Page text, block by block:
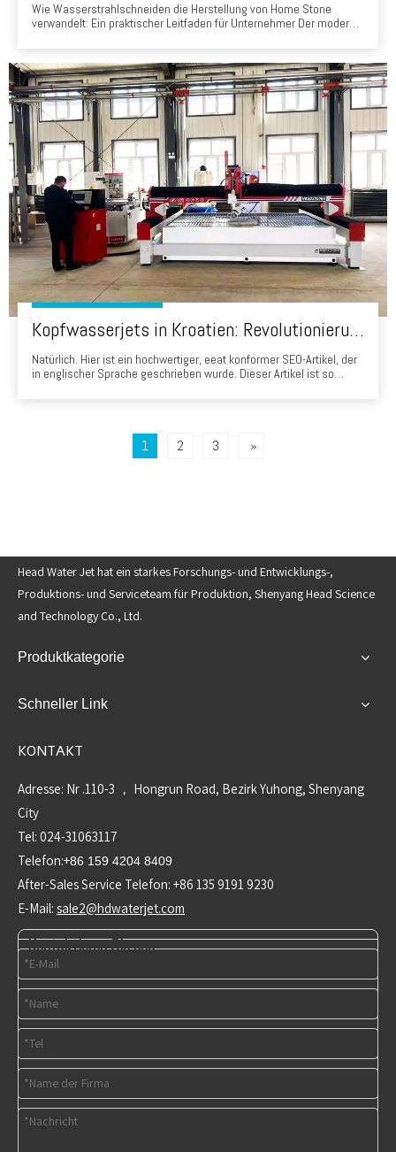
Wie Wasserstrahlschneiden die Herstellung von Home Stone
verwandelt: Ein praktischer Leitfaden für Unternehmer Der moderne
Wettbewerbsunterscheidungsmerkmale. Von Küchenarbeitsplatten
bis Badezimmer Umgebung und Wohnzimmer -Wände, Wasser J.
Kopfwasserjets in Kroatien: Revolutionierung der Steinverarbeitung von Brač Marmor zum iStrischen Kalkstein
Natürlich. Hier ist ein hochwertiger, eeat konformer SEO-Artikel, der
in englischer Sprache geschrieben wurde. Dieser Artikel ist so
1 2 3 »
Head Water Jet hat ein starkes Forschungs- und Entwicklungs-,
Produktions- und Serviceteam für Produktion, Shenyang Head Science
and Technology Co., Ltd.
Produktkategorie
Schneller Link
KONTAKT
Adresse: Nr .110-3 ， Hongrun Road, Bezirk Yuhong, Shenyang
City
Tel: 024-31063117
Telefon:+86 159 4204 8409
After-Sales Service Telefon: +86 135 9191 9230
E-Mail: sale2@hdwaterjet.com
Kontaktieren Sie uns